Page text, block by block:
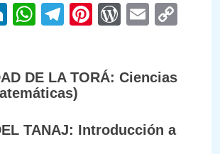
LinkedIn
WhatsApp
Telegram
PinterestEmail
DE LA TORÁ: Ciencias
TANAJ: Introducción a